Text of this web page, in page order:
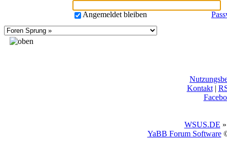
Angemeldet bleiben
Kontakt|
WSUS.DE
YaBB Forum Software©